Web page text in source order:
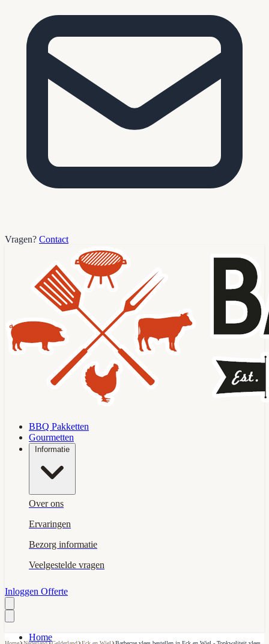
Vragen? Contact
BBQ Pakketten
Gourmetten
Informatie
Over ons
Ervaringen
Bezorg informatie
Veelgestelde vragen
Inloggen Offerte
Home